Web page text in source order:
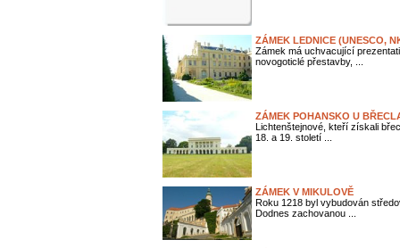
ZÁMEK LEDNICE (UNESCO,
Zámek má uchvacující
novogoticlé přestavby, ...
ZÁMEK POHANSKO U
Lichtenštejnové, kteří získali
18. a 19. století ...
ZÁMEK V MIKULOVĚ
Roku 1218 byl vybudován
Dodnes zachovanou ...